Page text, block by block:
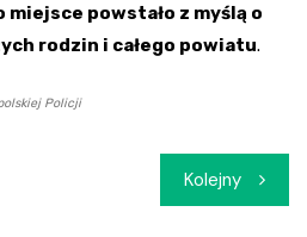
miejsce powstało z myślą o
rodzin i całego powiatu.
Policji
Kolejny